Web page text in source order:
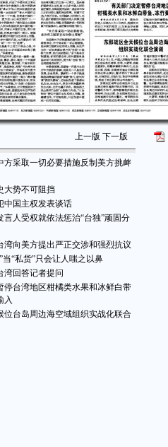
上一版 下一版
方采取一切必要措施反制美方挑衅
大势不可阻挡
中国主权发表谈话
言人受权就依法惩治“台独”顽固分
湾向美方提出严正交涉和强烈抗议
当“私货”只会让人嗤之以鼻
湾回答记者提问
停台湾地区柑橘类水果和冰鲜白带
入
位台岛周边海空域组织实战化联合